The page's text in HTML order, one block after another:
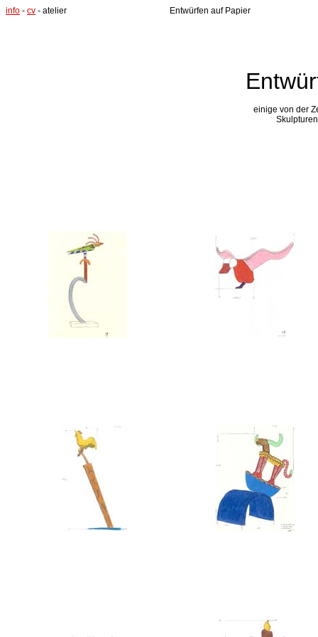
info - cv - atelier Entwürfen auf Papier
einige von der